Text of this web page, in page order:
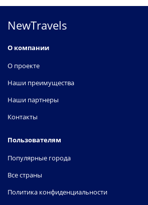
NewTravels
О компании
О проекте
Наши преимущества
Наши партнеры
Контакты
Пользователям
Популярные города
Все страны
Политика конфиденциальности